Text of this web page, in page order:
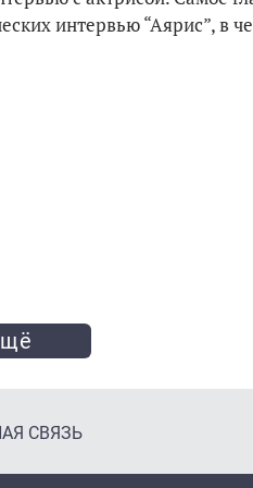
интервью “Аярис”, в
СВЯЗЬ